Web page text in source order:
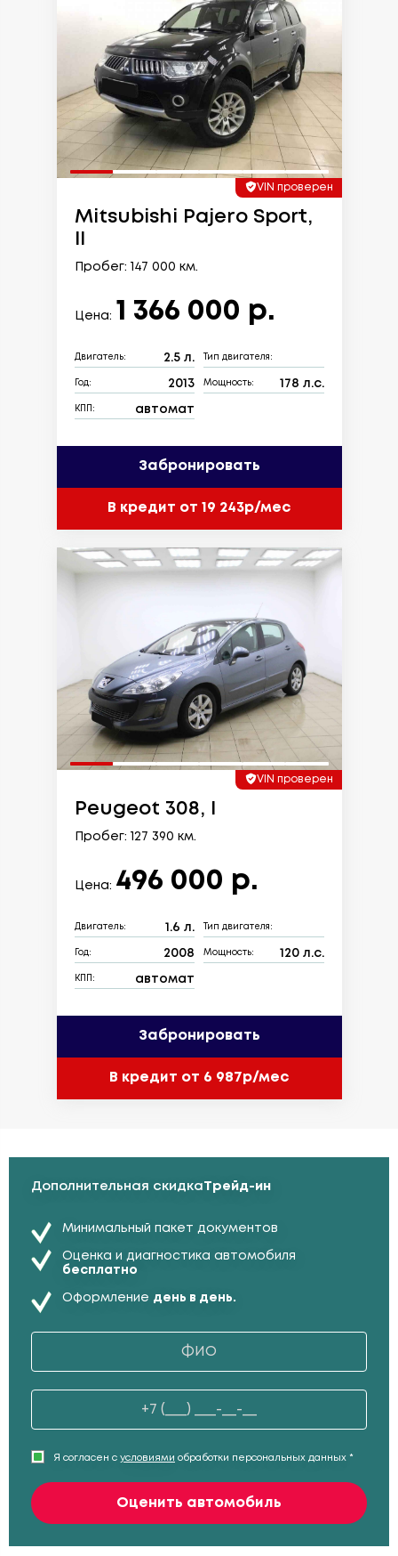
VIN проверен
Mitsubishi Pajero Sport,
Пробег: 147 000 км.
Цена: 1 366 000 р.
Двигатель: 2.5 л. Тип двигателя:
Год: 2013 Мощность: 178 л.с.
КПП: автомат
Забронировать
В кредит от 19 243р/мес
VIN проверен
Peugeot 308, I
Пробег: 127 390 км.
Цена: 496 000 р.
Двигатель: 1.6 л. Тип двигателя:
Год: 2008 Мощность: 120 л.с.
КПП: автомат
Забронировать
В кредит от 6 987р/мес
Дополнительная скидкаТрейд-ин
Минимальный пакет документов
Оценка и диагностика автомобиля
бесплатно
Оформление день в день.
Я согласен с условиями обработки персональных данных *
Оценить автомобиль